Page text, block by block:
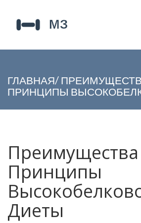
ГЛАВНАЯ/
ПРИНЦИПЫ
Принципы
Диеты